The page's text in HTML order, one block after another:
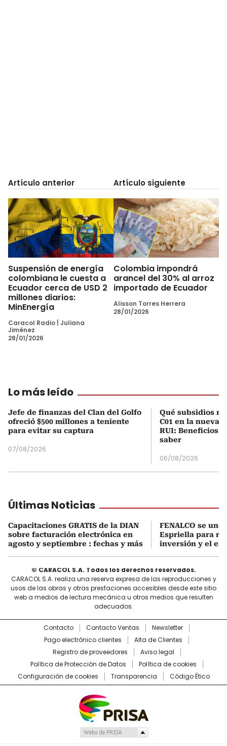
Artículo anterior
Suspensión de energía
colombiana le cuesta a
Ecuador cerca de USD 2
millones diarios:
MinEnergía
Caracol Radio Juliana
Jiménez
28/01/2026
Artículo siguiente
Colombia impondrá
arancel del 30% al arroz
importado de Ecuador
Alisson Torres Herrera
28/01/2026
Lo más leído
Jefe de finanzas del Clan del Golfo
ofreció $500 millones a teniente
para evitar su captura
07/08/2026
Qué subsidios
C01 en la nueva
RUI: Beneficios
saber
06/08/2026
Últimas Noticias
Capacitaciones GRATIS de la DIAN
sobre facturación electrónica en
agosto y septiembre : fechas y más
FENALCO se une
Espriella para
inversión y el
© CARACOL S.A. Todos los derechos reservados.
CARACOL S.A. realiza una reserva expresa de las reproducciones y
usos de las obras y otras prestaciones accesibles desde este sitio
web a medios de lectura mecánica u otros medios que resulten
adecuados.
Contacto Contacto Ventas
Newsletter
Pago electrónico clientes
Alta de Clientes
Registro de proveedores
Aviso legal
Política de Protección de Datos
Política de cookies
Configuración de cookies
Transparencia Código Ético